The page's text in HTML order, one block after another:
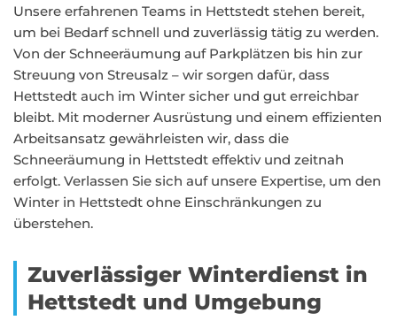
Unsere erfahrenen Teams in Hettstedt stehen bereit,
um bei Bedarf schnell und zuverlässig tätig zu werden.
Von der Schneeräumung auf Parkplätzen bis hin zur
Streuung von Streusalz – wir sorgen dafür, dass
Hettstedt auch im Winter sicher und gut erreichbar
bleibt. Mit moderner Ausrüstung und einem effizienten
Arbeitsansatz gewährleisten wir, dass die
Schneeräumung in Hettstedt effektiv und zeitnah
erfolgt. Verlassen Sie sich auf unsere Expertise, um den
Winter in Hettstedt ohne Einschränkungen zu
überstehen.
Zuverlässiger Winterdienst in
Hettstedt und Umgebung